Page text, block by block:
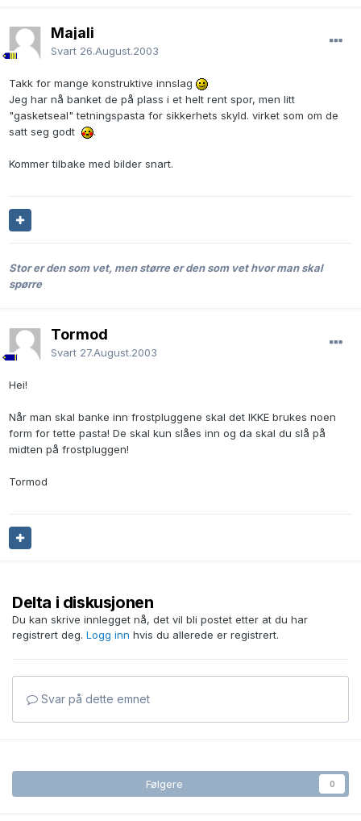
Majali
Svart 26.August.2003
Takk for mange konstruktive innslag
Jeg har nå banket de på plass i et helt rent spor, men litt
"gasketseal" tetningspasta for sikkerhets skyld. virket som om de
satt seg godt
.
Kommer tilbake med bilder snart.
Stor er den som vet, men større er den som vet hvor man skal
spørre
Tormod
Svart 27.August.2003
Hei!
Når man skal banke inn frostpluggene skal det IKKE brukes noen
form for tette pasta! De skal kun slåes inn og da skal du slå på
midten på frostpluggen!
Tormod
Delta i diskusjonen
Du kan skrive innlegget nå, det vil bli postet etter at du har
registrert deg. Logg inn hvis du allerede er registrert.
Svar på dette emnet
Følgere 0